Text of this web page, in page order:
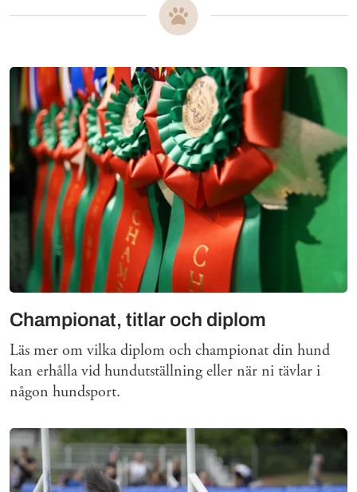
Mer om
Championat, titlar och diplom
Läs mer om vilka diplom och championat din hund
kan erhålla vid hundutställning eller när ni tävlar i
någon hundsport.